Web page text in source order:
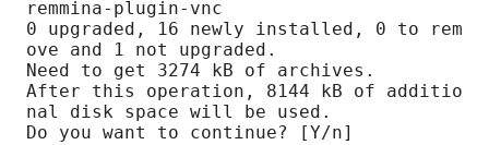
remmina-plugin-vnc
0 upgraded, 16 newly installed, 0 to rem
ove and 1 not upgraded.
Need to get 3274 kB of archives.
After this operation, 8144 kB of additio
nal disk space will be used.
Do you want to continue? [Y/n]